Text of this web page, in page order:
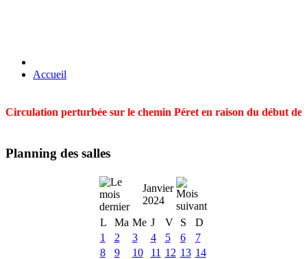
Accueil
Circulation perturbée sur le chemin Péret en raison du début
Planning des salles
Janvier
2024
L
Ma Me J V S
D
1
2 3 4 5 6
7
8
9 10 11 12 13 14